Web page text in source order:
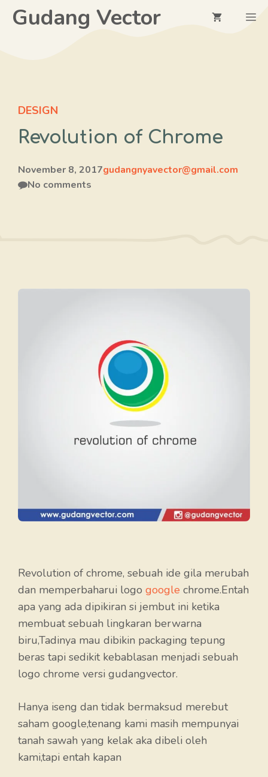
Langsung
Gudang Vector
DESIGN
Revolution of Chrome
November 8, 2017gudangnyavector@gmail.com
No comments
Revolution of chrome, sebuah ide gila merubah
dan memperbaharui logo google chrome.Entah
apa yang ada dipikiran si jembut ini ketika
membuat sebuah lingkaran berwarna
biru,Tadinya mau dibikin packaging tepung
beras tapi sedikit kebablasan menjadi sebuah
logo chrome versi gudangvector.
Hanya iseng dan tidak bermaksud merebut
saham google,tenang kami masih mempunyai
tanah sawah yang kelak aka dibeli oleh
kami,tapi entah kapan